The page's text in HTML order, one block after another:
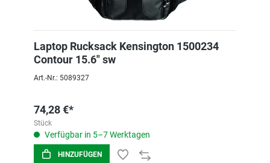
Laptop Rucksack Kensington 1500234
Contour 15.6" sw
Art.-Nr.: 5089327
74,28 €*
Stück
Verfügbar in 5–7 Werktagen
HINZUFÜGEN